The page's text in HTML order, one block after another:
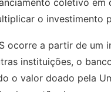
coletivo em
o investimento
ocorre a partir de um
instituições, o
o valor doado pela